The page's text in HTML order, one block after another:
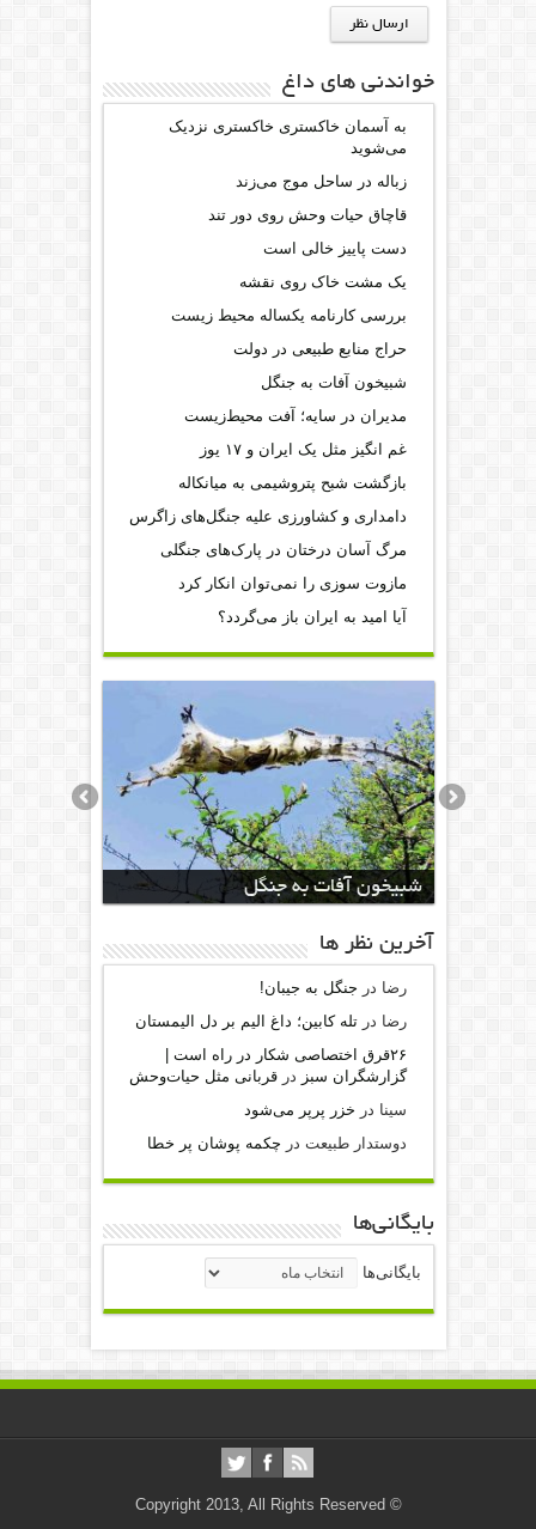
خواندنی های داغ
به آسمان خاکستری خاکستری نزدیک
می‌شوید
زباله در ساحل موج می‌زند
قاچاق حیات وحش روی دور تند
دست پاییز خالی است
یک مشت خاک روی نقشه
بررسی کارنامه یکساله محیط‌ زیست
حراج منابع طبیعی در دولت
شبیخون آفات به جنگل
مدیران در سایه؛ آفت محیط‌‌زیست
غم انگیز مثل یک ایران و ۱۷ یوز
بازگشت شبح پتروشیمی به میانکاله
دامداری و کشاورزی علیه جنگل‌های زاگرس
مرگ آسان درختان در پارک‌های جنگلی
مازوت سوزی را نمی‌توان انکار کرد
آیا امید به ایران باز می‌گردد؟
شبیخون آفات به جنگل
آخرين نظر ها
رضا در جنگل به جیبان!
رضا درتله کابین؛ داغ الیم بر دل الیمستان
۲۶قرق اختصاصی شکار‌ در راه است |
گزارشگران سبز درقربانی مثل حیات‌وحش
سینا در خزر پرپر می‌شود
دوستدار طبیعت در چکمه پوشان پر خطا
بایگانی‌ها
بایگانی‌ها
© Copyright 2013, All Rights Reserved